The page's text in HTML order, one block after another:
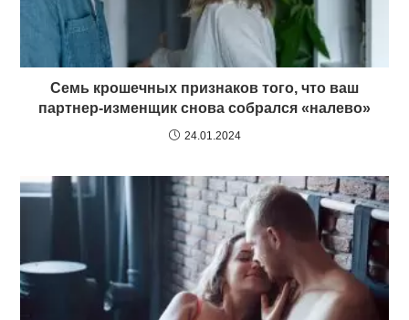
Семь крошечных признаков того, что ваш
партнер-изменщик снова собрался «налево»
24.01.2024